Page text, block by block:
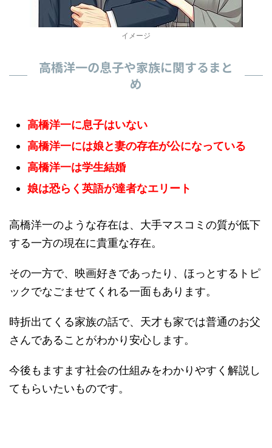
高橋洋一の息子や家族に関するまと
め
高橋洋一には娘と妻の存在が公になっている
高橋洋一は学生結婚
娘は恐らく英語が達者なエリート
する一方の現在に貴重な存在。
その一方で、映画好きであったり、ほっとするトピ
ックでなごませてくれる一面もあります。
時折出てくる家族の話で、天才も家では普通のお父
さんであることがわかり安心します。
今後もますます社会の仕組みをわかりやすく解説し
てもらいたいものです。